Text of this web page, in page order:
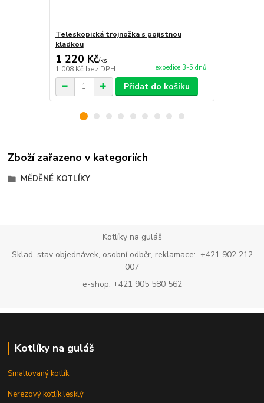
Teleskopická trojnožka s pojistnou
kladkou
1 220 Kč/ks
1 008 Kč bez DPH expedice 3-5 dnů
Přidat do košíku
Zboží zařazeno v kategoriích
MĚDĚNÉ KOTLÍKY
Kotlíky na guláš
Sklad, stav objednávek, osobní odběr, reklamace: +421 902 212
007
e-shop: +421 905 580 562
Kotlíky na guláš
Smaltovaný kotlík
Nerezový kotlík lesklý